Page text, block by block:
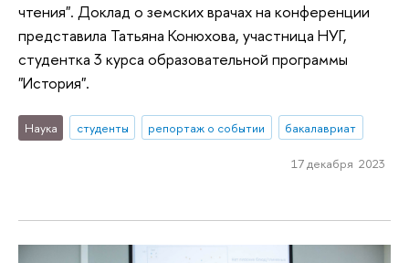
чтения". Доклад о земских врачах на конференции
представила Татьяна Конюхова, участница НУГ,
студентка 3 курса образовательной программы
"История".
Наука студенты репортаж о событии бакалавриат
17 декабря 2023